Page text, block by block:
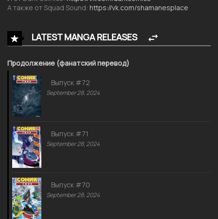
А также от Squad Sound: https://vk.com/shamanesplace
LATEST MANGA RELEASES
Продолжение (фанатский перевод)
Выпуск #72
September 28, 2024
Выпуск #71
September 28, 2024
Выпуск #70
September 28, 2024